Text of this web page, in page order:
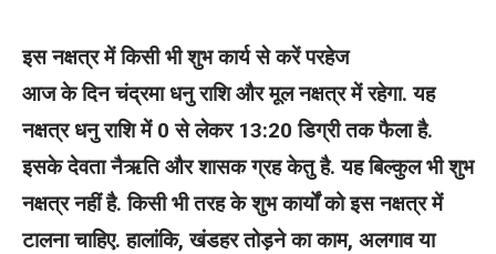
इस नक्षत्र में किसी भी शुभ कार्य से करें परहेज
आज के दिन चंद्रमा धनु राशि और मूल नक्षत्र में रहेगा. यह
नक्षत्र धनु राशि में 0 से लेकर 13:20 डिग्री तक फैला है.
इसके देवता नैऋति और शासक ग्रह केतु है. यह बिल्कुल भी शुभ
नक्षत्र नहीं है. किसी भी तरह के शुभ कार्यों को इस नक्षत्र में
टालना चाहिए. हालांकि, खंडहर तोड़ने का काम, अलगाव या